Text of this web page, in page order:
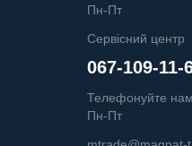
Пн-Пт
Сервісний центр
067-109-11-
Телефонуйте
Пн-Пт